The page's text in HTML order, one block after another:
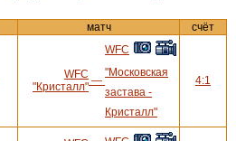
матч счёт
WFC
"Кристалл" —
WFC
"Московская
застава -
Кристалл"
4:1